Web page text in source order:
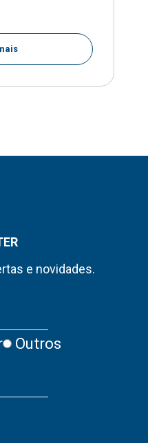
e novidades.
Outros